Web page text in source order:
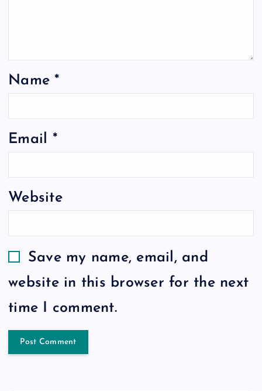
Name*
Email *
Website
Save my name, email, and
website in this browser for the next
time I comment.